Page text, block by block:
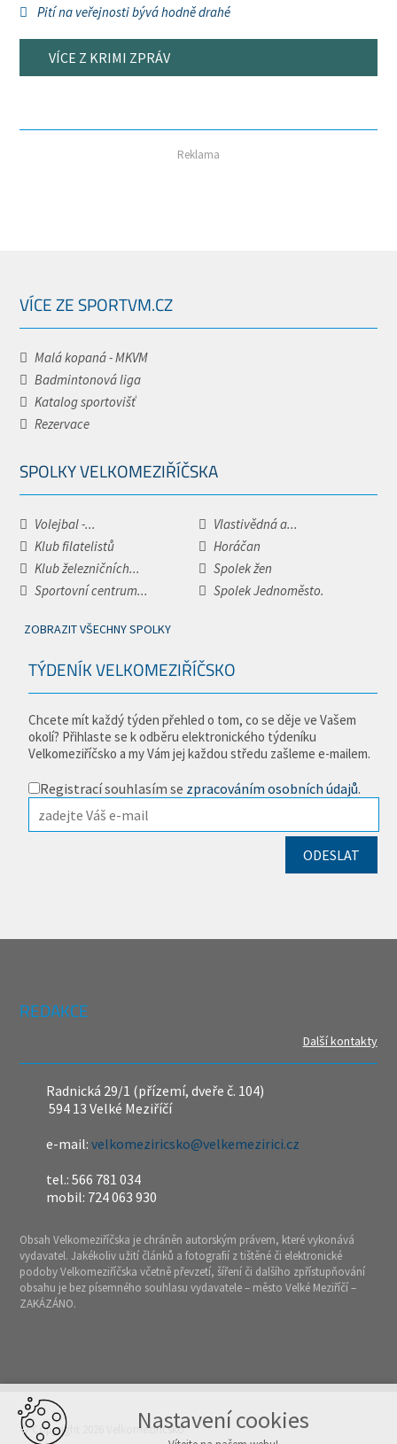
Pití na veřejnosti bývá hodně drahé
VÍCE Z KRIMI ZPRÁV
Reklama
VÍCE ZE SPORTVM.CZ
Malá kopaná - MKVM
Badmintonová liga
Katalog sportovišť
Rezervace
SPOLKY VELKOMEZIŘÍČSKA
Volejbal -...
Vlastivědná a...
Klub filatelistů
Horáčan
Klub železničních...
Spolek žen
Sportovní centrum...
Spolek Jednoměsto.
ZOBRAZIT VŠECHNY SPOLKY
TÝDENÍK VELKOMEZIŘÍČSKO
Chcete mít každý týden přehled o tom, co se děje ve Vašem
okolí? Přihlaste se k odběru elektronického týdeníku
Velkomeziříčsko a my Vám jej každou středu zašleme e-mailem.
Registrací souhlasím se zpracováním osobních údajů.
REDAKCE
Další kontakty
Radnická 29/1 (přízemí, dveře č. 104)
594 13 Velké Meziříčí
e-mail:velkomeziricsko@velkemezirici.cz
tel.: 566 781 034
mobil: 724 063 930
Obsah Velkomeziříčska je chráněn autorským právem, které vykonává
vydavatel. Jakékoliv užití článků a fotografií z tištěné či elektronické
podoby Velkomeziříčska včetně převzetí, šíření či dalšího zpřístupňování
obsahu je bez písemného souhlasu vydavatele – město Velké Meziříčí –
ZAKÁZÁNO.
© Copyright 2026 VelkomeziříčskoNastavení cookies